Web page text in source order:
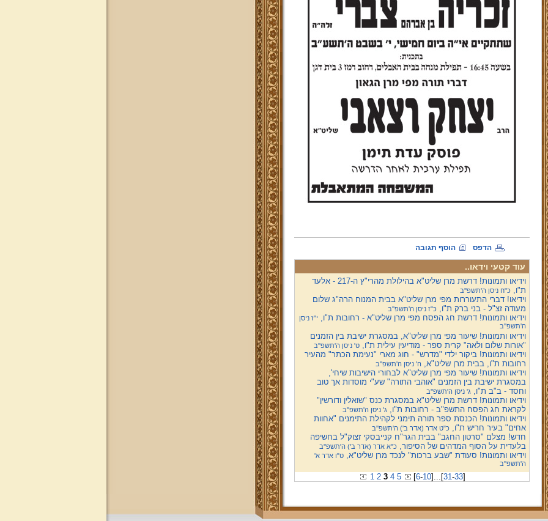
הדפס הוסף תגובה
עוד קטעי וידאו..
וידיאו ותמונות! דרשת מרן שליט"א בהילולת מהרי"ץ ה-217 - אלעד
ת"ו,כ"ח ניסן ה'תשפ''ב
וידיאו! דברי התעוררות מפי מרן שליט"א בבית המנוח הרה"ג שלום
מעודה זצ"ל - בני ברק ת"ו,כ"ז ניסן ה'תשפ''ב
וידיאו ותמונות! דרשת חג הפסח מפי מרן שליט"א - רחובות ת"ו, י"ז ניסן
ה'תשפ''ב
וידיאו ותמונות! שיעור מפי מרן שליט"א, במסגרת ישיבת בין הזמנים
"אורות שלום ולאה" קרית ספר - מודיעין עילית ת"ו,ט' ניסן ה'תשפ''ב
וידיאו ותמונות! ביקור ילדי "מדרש" - חוג מארי "נעימת הכתר" מהעיר
רחובות ת"ו, בבית מרן שליט"א, ה' ניסן ה'תשפ''ב
וידיאו ותמונות! שיעור מפי מרן שליט"א לבחורי הישיבות שיחי',
במסגרת ישיבת בין הזמנים "אוהבי התורה" שע"י מוסדות אך טוב
וחסד - ב"ב ת"ו,ג' ניסן ה'תשפ''ב
וידיאו ותמונות! דרשת מרן שליט"א במסגרת כנס "שואלין ודורשין"
לקראת חג הפסח התשפ"ב - רחובות ת"ו,ג' ניסן ה'תשפ''ב
וידיאו ותמונות! הכנסת ספר תורה תימני לקהילת התימנים "אחוות
אחים" בעיר חריש ת"ו,כ"ט אדר (אדר ב') ה'תשפ''ב
חדש! מצלם "סרטון החגב" בבית הגר"ח קנייבסקי זצוק"ל בחשיפה
בלעדית על הסוף המדהים של הסיפור,כ"א אדר (אדר ב') ה'תשפ''ב
וידיאו ותמונות! סעודת "שבע ברכות" לנכד מרן שליט"א,ט"ו אדר א'
ה'תשפ''ב
1 2 3 4 5 [6-10] ... [31-33]